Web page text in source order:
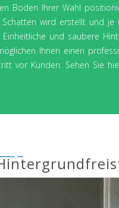
Boden Ihrer Wahl
Schatten wird erstellt und je
Einheitliche und saubere
Ihnen einen
vor Kunden. Sehen Sie